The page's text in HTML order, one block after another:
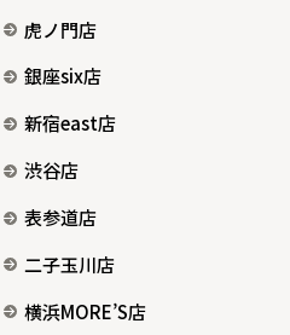
虎ノ門店
銀座six店
新宿east店
渋谷店
表参道店
二子玉川店
横浜MORE’S店